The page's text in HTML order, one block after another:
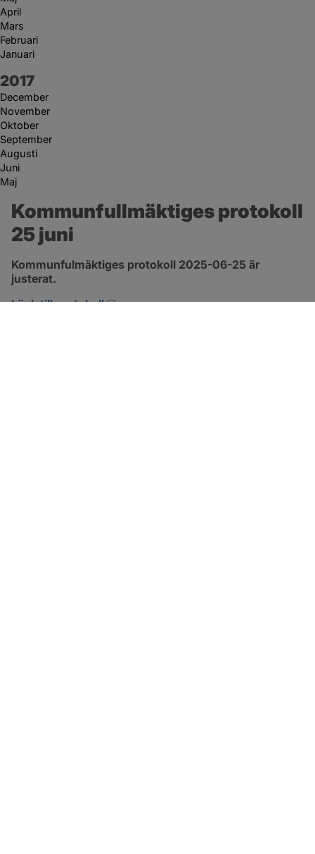
April
Mars
Februari
Januari
År:
2017
December
November
Oktober
September
Augusti
Juni
Maj
Kommunfullmäktiges protokoll
25 juni
Kommunfulmäktiges protokoll 2025-06-25 är
justerat.
Länk till protokoll
pdf, 882.8 kB, öppnas i nytt fönster.